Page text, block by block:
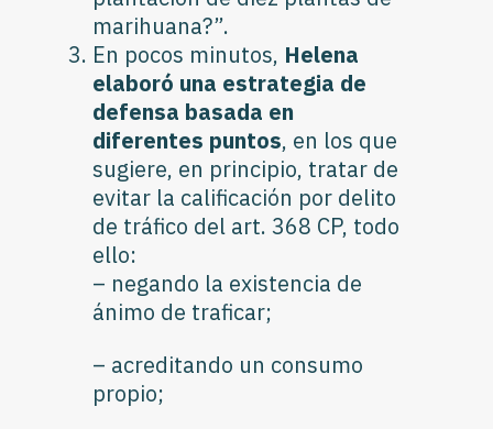
marihuana?”.
En pocos minutos, Helena
elaboró una estrategia de
defensa basada en
diferentes puntos, en los que
sugiere, en principio, tratar de
evitar la calificación por delito
de tráfico del art. 368 CP, todo
ello:
– negando la existencia de
ánimo de traficar;
– acreditando un consumo
propio;